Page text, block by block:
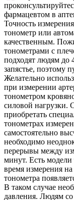
фармацевтом в
Точность
тонометр или
качественным.
тонометрами с
подходят людям до
запястье, поэтому
Желательно
при измерении
тонометром
силовой нагрузки.
приобретать
тонометрах
самостоятельно
необходимо
перерывы между
минут. Есть
время измерения
тонометра
В таком случае
давления. Людям со